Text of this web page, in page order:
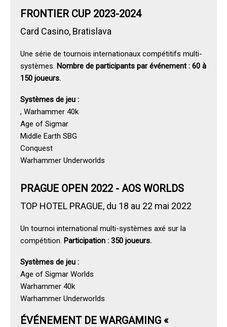
FRONTIER CUP 2023-2024
Card Casino, Bratislava
Une série de tournois internationaux compétitifs multi-
systèmes. Nombre de participants par événement : 60 à
150 joueurs.
Systèmes de jeu :
, Warhammer 40k
Age of Sigmar
Middle Earth SBG
Conquest
Warhammer Underworlds
PRAGUE OPEN 2022 - AOS WORLDS
TOP HOTEL PRAGUE, du 18 au 22 mai 2022
Un tournoi international multi-systèmes axé sur la
compétition. Participation : 350 joueurs.
Systèmes de jeu :
Age of Sigmar Worlds
Warhammer 40k
Warhammer Underworlds
ÉVÉNEMENT DE WARGAMING «